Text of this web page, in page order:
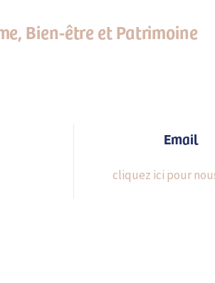
Bien-être et Patrimoine
Email
cliquez ici pour